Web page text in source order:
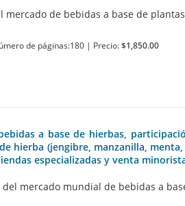
mercado de bebidas a base de
de páginas:180 | Precio:$1,850.00
a base de hierbas,
hierba (jengibre, manzanilla,
especializadas y venta
mercado mundial de bebidas a